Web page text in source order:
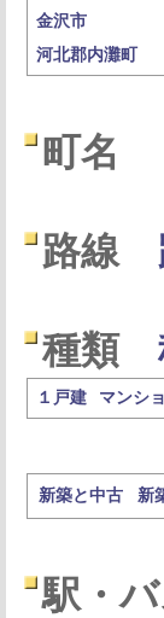
金沢市
河北郡内灘町
町名
路線
種類
１戸建 マンシ
新築と中古 新
駅・